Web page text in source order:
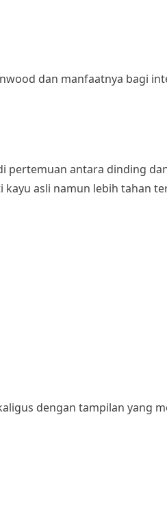
dan manfaatnya bagi
pertemuan antara dinding
asli namun lebih tahan
dengan tampilan yang